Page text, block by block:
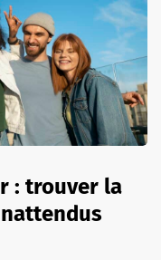
: trouver la